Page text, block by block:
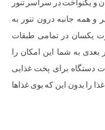
به طور یکسان و یکنواخت در سراسر تنور
همه جانبه درون تنور به
یکسان در تمامی طبقات
به شما این امکان را
دستگاه برای پخت غذایی
را بدون این که بوی غذاها